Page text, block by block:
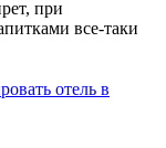
при
все-таки
отель в